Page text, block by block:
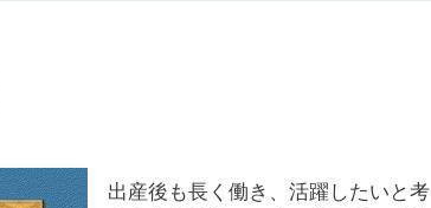
出産後も長く働き、活躍したいと考